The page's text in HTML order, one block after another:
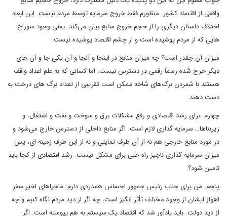
واقعی از اقتصاد کشور. منظورم فقط خروج سرمایه توسط مردم نیست. این ابعاد
اختلاف داستان دیگری را از حجم خروج منابع بیان می‌کند. یعنی وجود سوراخ
هایی که از مردم پوشیده است و از چشم اقتصاد پوشیده نیست.
میزان آن چقدر است؟ چه میزان منابع در اینجا و آنجا و آن یکی جا و آن جای
دیگر خرج شده رسماً رقمی در دسترس نیست. اما کسانی که به علم اعداد واقف
هستند با شمردن برگ‌های شاخه ممکن است تقریبی از تعداد برگ های درخت به
دست دهند.
چهارم. برای رشد اقتصادی و رفع مشکلات برق و سوخت و نفت و اشتغال، و
زیربناها… سرمایه گذاری لازم است. اگر منابع داخلی از دسترس خارج می‌شود و
در مورد منابع خارجی هم نه از آن طرف تمایلی و نه از این طرف زمینه ای، پس
میزان سرمایه گذاری ناچیز راه حلی برای مشکل نیست. رشد اقتصادی از کجا باید
تامین شود؟
پنجم. من برای جناب رئیس جمهور احساس همدردی دارم. ماجراهای اخیر سفر
اهواز ایشان از وجوه مختلف تأثر انگیز است، چه اگر از دید مردم نگاه کنیم و چه
از دید دولت. باید یادآور شد که اقتصاد یک سیستم به هم پیوسته است. اگر